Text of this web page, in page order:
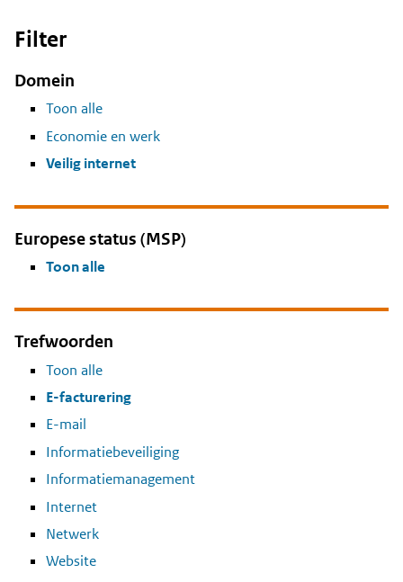
Filter
Domein
Toon alle
Economie en werk
Veilig internet
Europese status (MSP)
Toon alle
Trefwoorden
Toon alle
E-facturering
E-mail
Informatiebeveiliging
Informatiemanagement
Internet
Netwerk
Website